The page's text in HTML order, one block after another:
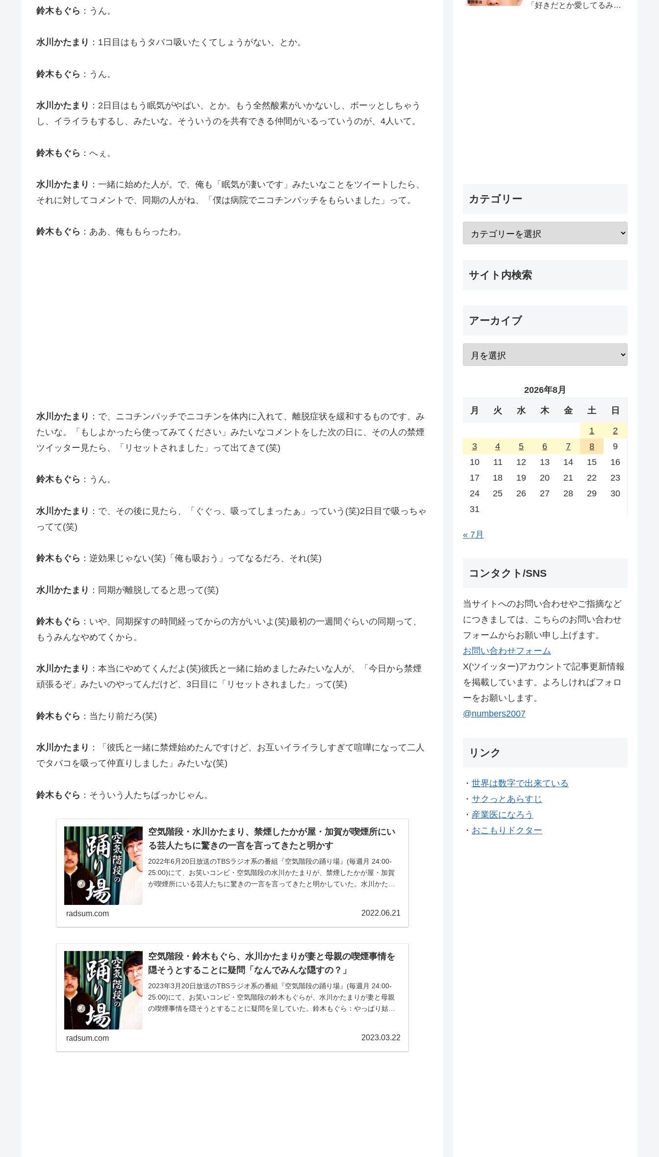
鈴木もぐら ：うん。
水川かたまり ：1日目はもうタバコ吸いたくてしょうがない、とか。
鈴木もぐら ：うん。
水川かたまり ：2日目はもう眠気がやばい、とか。もう全然酸素がいかないし、ボーッとしちゃう
し、イライラもするし、みたいな。そういうのを共有できる仲間がいるっていうのが、4人いて。
鈴木もぐら ：へぇ。
水川かたまり ：一緒に始めた人が。で、俺も「眠気が凄いです」みたいなことをツイートしたら、
それに対してコメントで、同期の人がね、「僕は病院でニコチンパッチをもらいました」って。
鈴木もぐら ：ああ、俺ももらったわ。
水川かたまり ：で、ニコチンパッチでニコチンを体内に入れて、離脱症状を緩和するものです、み
たいな。「もしよかったら使ってみてください」みたいなコメントをした次の日に、その人の禁煙
ツイッター見たら、「リセットされました」って出てきて(笑)
鈴木もぐら ：うん。
水川かたまり ：で、その後に見たら、「ぐぐっ、吸ってしまったぁ」っていう(笑)2日目で吸っちゃ
ってて(笑)
鈴木もぐら ：逆効果じゃない(笑)「俺も吸おう」ってなるだろ、それ(笑)
水川かたまり ：同期が離脱してると思って(笑)
鈴木もぐら ：いや、同期探すの時間経ってからの方がいいよ(笑)最初の一週間ぐらいの同期って、
もうみんなやめてくから。
水川かたまり ：本当にやめてくんだよ(笑)彼氏と一緒に始めましたみたいな人が、「今日から禁煙
頑張るぞ」みたいのやってんだけど、3日目に「リセットされました」って(笑)
鈴木もぐら ：当たり前だろ(笑)
水川かたまり ：「彼氏と一緒に禁煙始めたんですけど、お互いイライラしすぎて喧嘩になって二人
でタバコを吸って仲直りしました」みたいな(笑)
鈴木もぐら ：そういう人たちばっかじゃん。
空気階段・水川かたまり、禁煙したかが屋・加賀が喫煙所にい
る芸人たちに驚きの一言を言ってきたと明かす
2022年6月20日放送のTBSラジオ系の番組『空気階段の踊り場』(毎週月 24:00-
25:00)にて、お笑いコンビ・空気階段の水川かたまりが、禁煙したかが屋・加賀
が喫煙所にいる芸人たちに驚きの一言を言ってきたと明かしていた。水川かたま
radsum.com 2022.06.21
空気階段・鈴木もぐら、水川かたまりが妻と母親の喫煙事情を
隠そうとすることに疑問「なんでみんな隠すの？」
2023年3月20日放送のTBSラジオ系の番組『空気階段の踊り場』(毎週月 24:00-
25:00)にて、お笑いコンビ・空気階段の鈴木もぐらが、水川かたまりが妻と母親
の喫煙事情を隠そうとすることに疑問を呈していた。鈴木もぐら：やっぱり姑と
radsum.com 2023.03.22
「好きだとか愛してるみた
カテゴリー
サイト内検索
アーカイブ
2026年8月
月 火 水 木 金 土 日
1
2
3
4 5 6 7 8
9
10
11 12 13 14 15
16
17
18 19 20 21 22
23
24
25 26 27 28 29
30
31
« 7月
コンタクト/SNS
当サイトへのお問い合わせやご指摘など
につきましては、こちらのお問い合わせ
フォームからお願い申し上げます。
お問い合わせフォーム
X(ツイッター)アカウントで記事更新情報
を掲載しています。よろしければフォロ
ーをお願いします。
@numbers2007
リンク
・ 世界は数字で出来ている
・ サクっとあらすじ
・ 産業医になろう
・ おこもりドクター